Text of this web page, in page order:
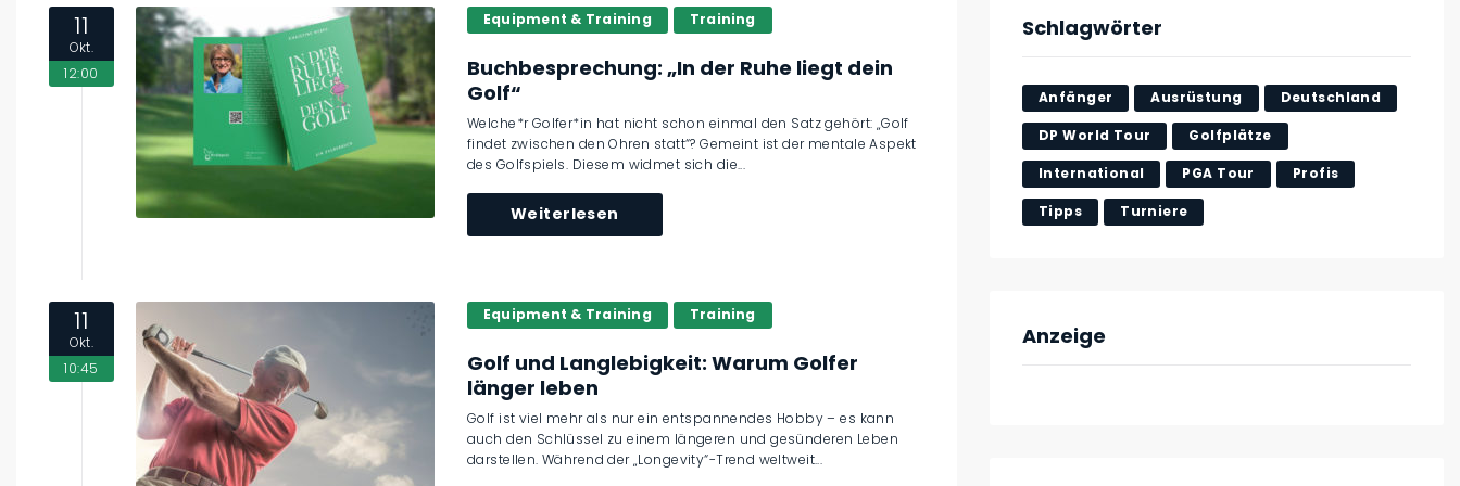
11
Okt.
12:00
Equipment & Training Training
Buchbesprechung: „In der Ruhe liegt dein
Golf“
Welche*r Golfer*in hat nicht schon einmal den Satz gehört: „Golf
findet zwischen den Ohren statt“? Gemeint ist der mentale Aspekt
des Golfspiels. Diesem widmet sich die...
Weiterlesen
11
Okt.
10:45
Equipment & Training Training
Golf und Langlebigkeit: Warum Golfer
länger leben
Golf ist viel mehr als nur ein entspannendes Hobby – es kann
auch den Schlüssel zu einem längeren und gesünderen Leben
darstellen. Während der „Longevity“-Trend weltweit...
Schlagwörter
Anfänger Ausrüstung Deutschland
DP World Tour Golfplätze
International PGA Tour Profis
Tipps Turniere
Anzeige